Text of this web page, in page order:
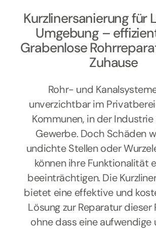
Kurzlinersanierung für
Umgebung –
Grabenlose
Zuhause
Rohr- und
unverzichtbar im
Kommunen, in der
Gewerbe. Doch Schäden
undichte Stellen oder
können ihre Funktionalität
beeinträchtigen. Die
bietet eine effektive und
Lösung zur Reparatur dieser
ohne dass eine aufwendige